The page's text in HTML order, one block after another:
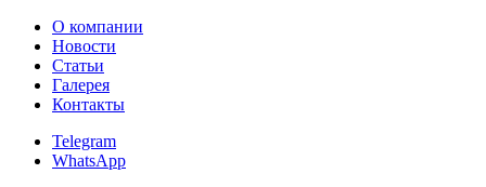
О компании
Новости
Статьи
Галерея
Контакты
Telegram
WhatsApp